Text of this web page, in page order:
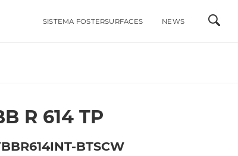
PIANI COTTURA A GAS
PIANI COTTURA A INDUZIONE
SISTEMA FOSTERSURFACES NEWS
R 614 TP
BTSCW